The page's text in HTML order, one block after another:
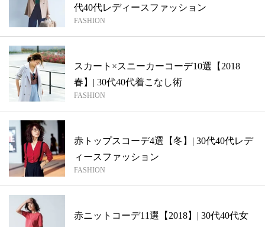
代40代レディースファッション
FASHION
スカート×スニーカーコーデ10選【2018
春】| 30代40代着こなし術
FASHION
赤トップスコーデ4選【冬】| 30代40代レデ
ィースファッション
FASHION
赤ニットコーデ11選【2018】| 30代40代女